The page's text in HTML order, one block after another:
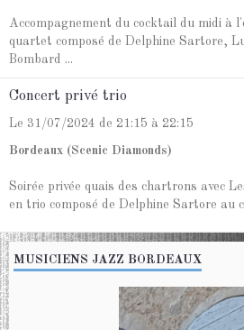
Accompagnement du cocktail du midi à
quartet composé de Delphine Sartore,
Bombard ...
Concert privé trio
Le 31/07/2024 de 21:15 à 22:15
Bordeaux (Scenic Diamonds)
Soirée privée quais des chartrons avec
en trio composé de Delphine Sartore au
MUSICIENS JAZZ BORDEAUX